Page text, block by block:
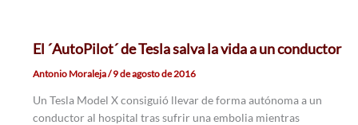
El ´AutoPilot´ de Tesla salva la vida a un conductor
Antonio Moraleja/9 de agosto de 2016
Un Tesla Model X consiguió llevar de forma autónoma a un
conductor al hospital tras sufrir una embolia mientras